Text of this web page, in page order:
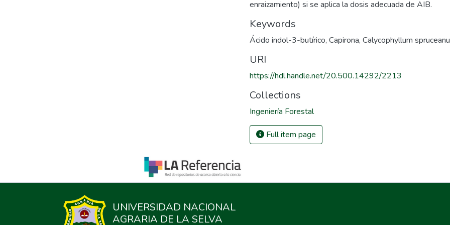
enraizamiento) si se aplica la dosis adecuada de AIB.
Keywords
Ácido indol-3-butírico, Capirona, Calycophyllum
URI
https://hdl.handle.net/20.500.14292/2213
Collections
Ingeniería Forestal
Full item page
UNIVERSIDAD NACIONAL
AGRARIA DE LA SELVA